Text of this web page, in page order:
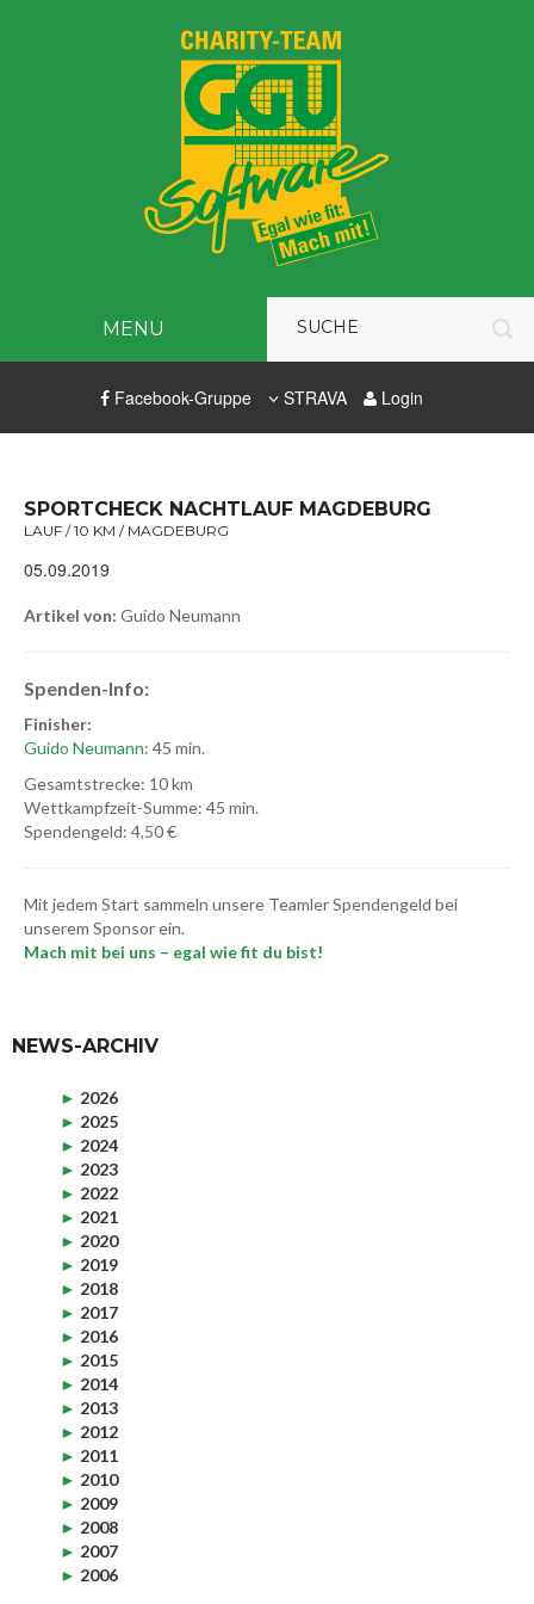
MENU
Facebook-Gruppe STRAVA Login
SPORTCHECK NACHTLAUF MAGDEBURG
LAUF / 10 KM / MAGDEBURG
05.09.2019
Artikel von: Guido Neumann
Spenden-Info:
Finisher:
Guido Neumann: 45 min.
Gesamtstrecke: 10 km
Wettkampfzeit-Summe: 45 min.
Spendengeld: 4,50 €
Mit jedem Start sammeln unsere Teamler Spendengeld bei
unserem Sponsor ein.
Mach mit bei uns – egal wie fit du bist!
NEWS-ARCHIV
► 2026
► 2025
► 2024
► 2023
► 2022
► 2021
► 2020
► 2019
► 2018
► 2017
► 2016
► 2015
► 2014
► 2013
► 2012
► 2011
► 2010
► 2009
► 2008
► 2007
► 2006